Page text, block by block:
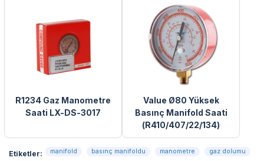
R1234 Gaz Manometre
Saati LX-DS-3017
Value Ø80 Yüksek
Basınç Manifold Saati
(R410/407/22/134)
Etiketler: manifold basınç manifoldu manometre
gaz dolumu